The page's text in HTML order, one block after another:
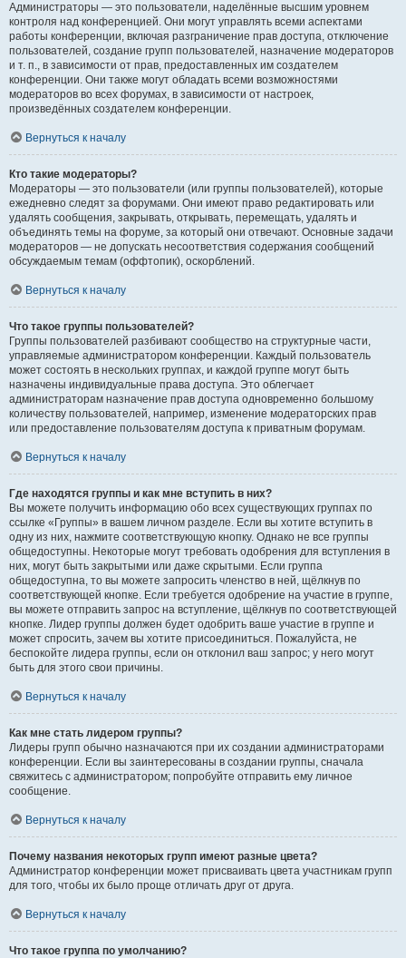
Администраторы — это пользователи, наделённые высшим уровнем
контроля над конференцией. Они могут управлять всеми аспектами
работы конференции, включая разграничение прав доступа, отключение
пользователей, создание групп пользователей, назначение модераторов
и т. п., в зависимости от прав, предоставленных им создателем
конференции. Они также могут обладать всеми возможностями
модераторов во всех форумах, в зависимости от настроек,
произведённых создателем конференции.
Вернуться к началу
Кто такие модераторы?
Модераторы — это пользователи (или группы пользователей), которые
ежедневно следят за форумами. Они имеют право редактировать или
удалять сообщения, закрывать, открывать, перемещать, удалять и
объединять темы на форуме, за который они отвечают. Основные задачи
модераторов — не допускать несоответствия содержания сообщений
обсуждаемым темам (оффтопик), оскорблений.
Вернуться к началу
Что такое группы пользователей?
Группы пользователей разбивают сообщество на структурные части,
управляемые администратором конференции. Каждый пользователь
может состоять в нескольких группах, и каждой группе могут быть
назначены индивидуальные права доступа. Это облегчает
администраторам назначение прав доступа одновременно большому
количеству пользователей, например, изменение модераторских прав
или предоставление пользователям доступа к приватным форумам.
Вернуться к началу
Где находятся группы и как мне вступить в них?
Вы можете получить информацию обо всех существующих группах по
ссылке «Группы» в вашем личном разделе. Если вы хотите вступить в
одну из них, нажмите соответствующую кнопку. Однако не все группы
общедоступны. Некоторые могут требовать одобрения для вступления в
них, могут быть закрытыми или даже скрытыми. Если группа
общедоступна, то вы можете запросить членство в ней, щёлкнув по
соответствующей кнопке. Если требуется одобрение на участие в группе,
вы можете отправить запрос на вступление, щёлкнув по соответствующей
кнопке. Лидер группы должен будет одобрить ваше участие в группе и
может спросить, зачем вы хотите присоединиться. Пожалуйста, не
беспокойте лидера группы, если он отклонил ваш запрос; у него могут
быть для этого свои причины.
Вернуться к началу
Как мне стать лидером группы?
Лидеры групп обычно назначаются при их создании администраторами
конференции. Если вы заинтересованы в создании группы, сначала
свяжитесь с администратором; попробуйте отправить ему личное
сообщение.
Вернуться к началу
Почему названия некоторых групп имеют разные цвета?
Администратор конференции может присваивать цвета участникам групп
для того, чтобы их было проще отличать друг от друга.
Вернуться к началу
Что такое группа по умолчанию?